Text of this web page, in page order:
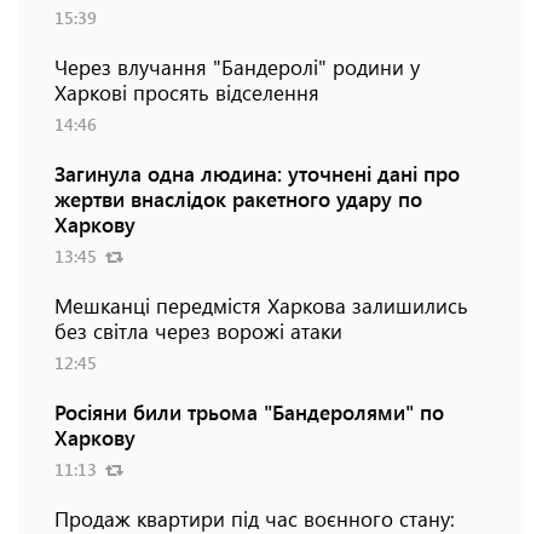
15:39
Через влучання "Бандеролі" родини у
Харкові просять відселення
14:46
Загинула одна людина: уточнені дані про
жертви внаслідок ракетного удару по
Харкову
13:45
Мешканці передмістя Харкова залишились
без світла через ворожі атаки
12:45
Росіяни били трьома "Бандеролями" по
Харкову
11:13
Продаж квартири під час воєнного стану: